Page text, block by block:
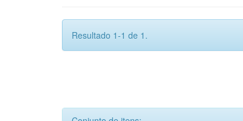
Resultado 1-1 de 1.